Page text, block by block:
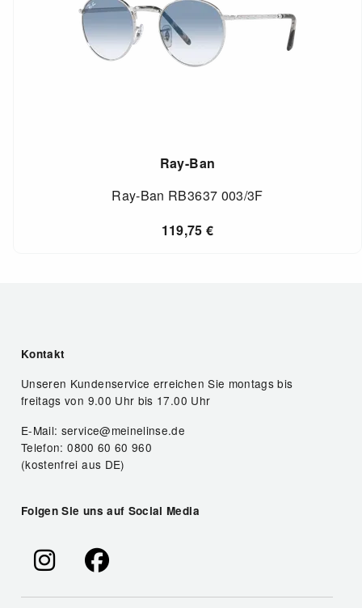
Ray-Ban
Ray-Ban RB3637 003/3F
119,75€
Kontakt
Unseren Kundenservice erreichen Sie montags bis
freitags von 9.00 Uhr bis 17.00 Uhr
E-Mail: service@meinelinse.de
Telefon: 0800 60 60 960
(kostenfrei aus DE)
Folgen Sie uns auf Social Media